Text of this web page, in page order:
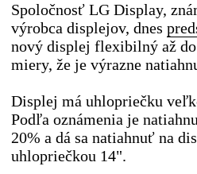
Spoločnosť LG Display,
výrobca displejov, dnes
nový displej flexibilný až
miery, že je výrazne
Displej má uhlopriečku
Podľa oznámenia je
20% a dá sa natiahnuť na
uhlopriečkou 14".